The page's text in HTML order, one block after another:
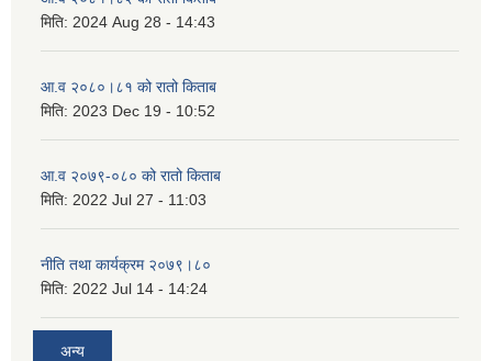
मिति: 2024 Aug 28 - 14:43
आ.व २०८०।८१ को रातो किताब
मिति: 2023 Dec 19 - 10:52
आ.व २०७९-०८० को रातो किताब
मिति: 2022 Jul 27 - 11:03
नीति तथा कार्यक्रम २०७९।८०
मिति: 2022 Jul 14 - 14:24
अन्य